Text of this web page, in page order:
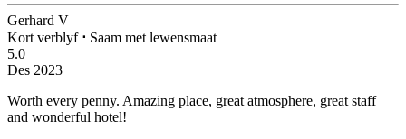
Gerhard V
Kort verblyf ⋅ Saam met lewensmaat
5.0
Des 2023
Worth every penny. Amazing place, great atmosphere, great staff
and wonderful hotel!